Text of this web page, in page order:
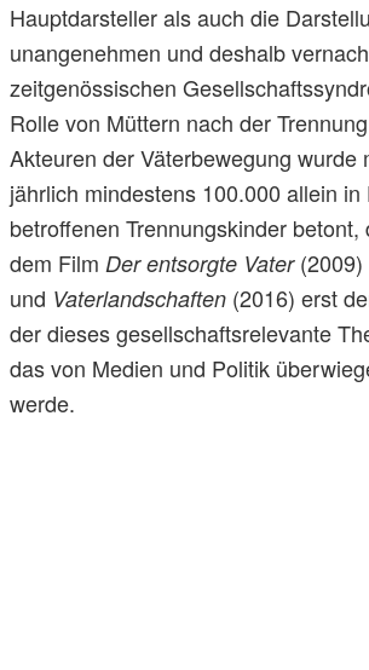
Hauptdarsteller als auch die
unangenehmen und deshalb
zeitgenössischen
Rolle von Müttern nach der
Akteuren der Väterbewegung wurde
jährlich mindestens 100.000 allein in
betroffenen Trennungskinder betont,
dem Film Der entsorgte Vater(2009)
und Vaterlandschaften (2016) erst
der dieses gesellschaftsrelevante
das von Medien und Politik
werde.